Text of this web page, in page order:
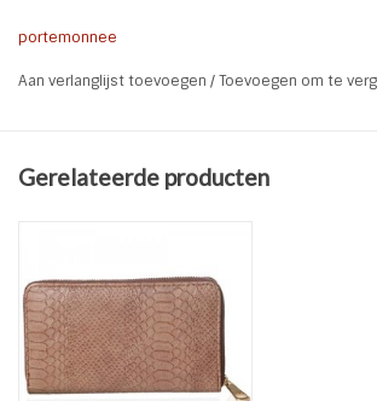
Materiaal: PU
portemonnee
Aan verlanglijst toevoegen /Toevoegen om te
Gerelateerde producten